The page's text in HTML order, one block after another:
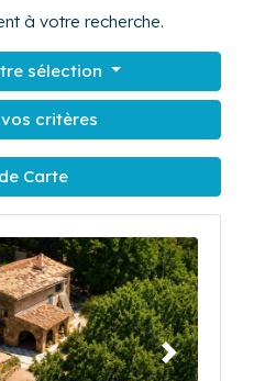
à votre recherche.
sélection
critères
Carte
Suivant